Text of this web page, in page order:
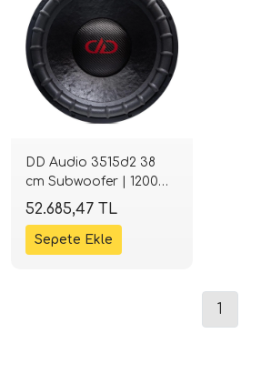
DD Audio 3515d2 38
cm Subwoofer | 1200W
RMS | 4800W Peak |
2+2 Ohm | SPLHIFI
52.685,47 TL
1